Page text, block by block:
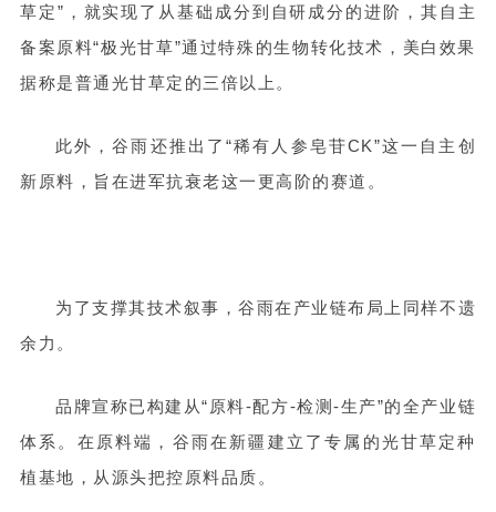
草定”，就实现了从基础成分到自研成分的进阶，其自主
备案原料“极光甘草”通过特殊的生物转化技术，美白效果
据称是普通光甘草定的三倍以上。
此外，谷雨还推出了“稀有人参皂苷CK”这一自主创
新原料，旨在进军抗衰老这一更高阶的赛道。
为了支撑其技术叙事，谷雨在产业链布局上同样不遗
余力。
品牌宣称已构建从“原料-配方-检测-生产”的全产业链
体系。在原料端，谷雨在新疆建立了专属的光甘草定种
植基地，从源头把控原料品质。